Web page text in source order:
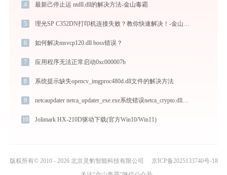
4 最新己停止运 ntdll.dll的解决方法-金山毒霸
5
6 如何解决msvcp120.dll boss错误？
7 应用程序无法正常启动0xc000007b
8 系统提示缺失opencv_imgproc480d.dll文件的解决方法
9 netcaupdater netca_updater_exe.exe系统错误netca_crypto.dll丢失如何解决
10 Jolimark HX-210D驱动下载(官方Win10/Win11)
版权所有© 2010 - 2026 北京灵豹智能科技有限公司
京ICP备2025133740号-18